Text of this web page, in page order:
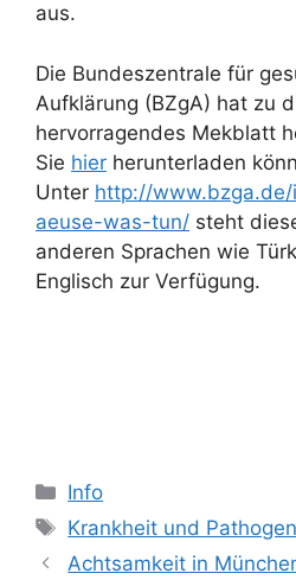
aus.
Die Bundeszentrale für
Aufklärung (BZgA) hat zu
hervorragendes Mekblatt
Sie hier herunterladen
Unter http://
aeuse-was-tun/ steht
anderen Sprachen wie
Englisch zur Verfügung.
Kategorien
Info
Schlagwörter
Krankheit und
Achtsamkeit in